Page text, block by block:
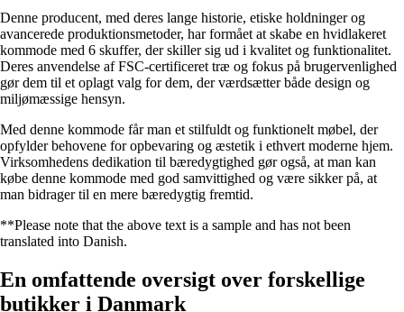
Denne producent, med deres lange historie, etiske holdninger og
avancerede produktionsmetoder, har formået at skabe en hvidlakeret
kommode med 6 skuffer, der skiller sig ud i kvalitet og funktionalitet.
Deres anvendelse af FSC-certificeret træ og fokus på brugervenlighed
gør dem til et oplagt valg for dem, der værdsætter både design og
miljømæssige hensyn.
Med denne kommode får man et stilfuldt og funktionelt møbel, der
opfylder behovene for opbevaring og æstetik i ethvert moderne hjem.
Virksomhedens dedikation til bæredygtighed gør også, at man kan
købe denne kommode med god samvittighed og være sikker på, at
man bidrager til en mere bæredygtig fremtid.
**Please note that the above text is a sample and has not been
translated into Danish.
En omfattende oversigt over forskellige
butikker i Danmark